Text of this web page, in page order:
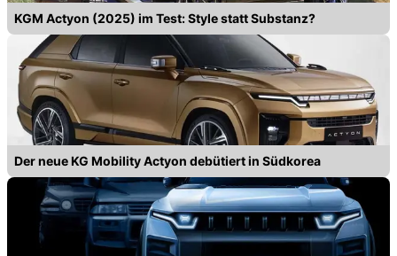
KGM Actyon (2025) im Test: Style statt Substanz?
Der neue KG Mobility Actyon debütiert in Südkorea